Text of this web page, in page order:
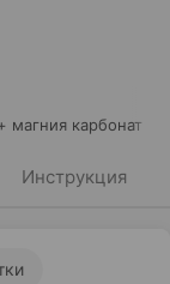
магния карбонат
Инструкция